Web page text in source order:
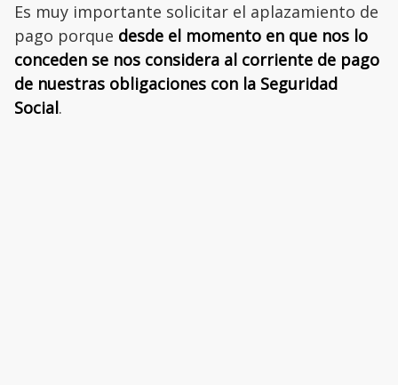
Es muy importante solicitar el aplazamiento de
pago porque desde el momento en que nos lo
conceden se nos considera al corriente de pago
de nuestras obligaciones con la Seguridad
Social.